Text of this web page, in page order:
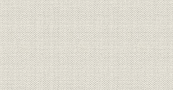
木津川セメント株式会社の合併
浅野セメント株式会社の合併
ト聨合会の創設
進出